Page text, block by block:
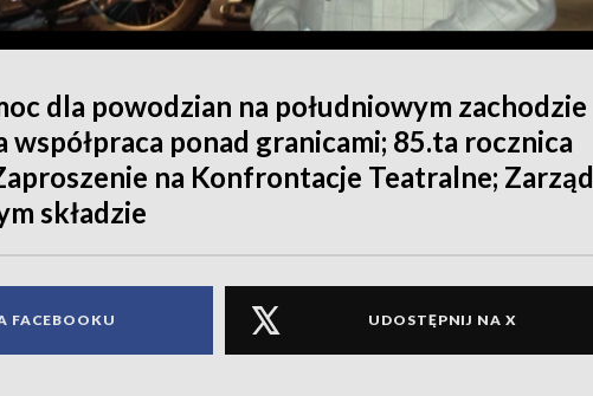
dla powodzian na południowym zachodzie
współpraca ponad granicami; 85.ta rocznica
na Konfrontacje Teatralne; Zarząd
składzie
FACEBOOKU UDOSTĘPNIJ NA X